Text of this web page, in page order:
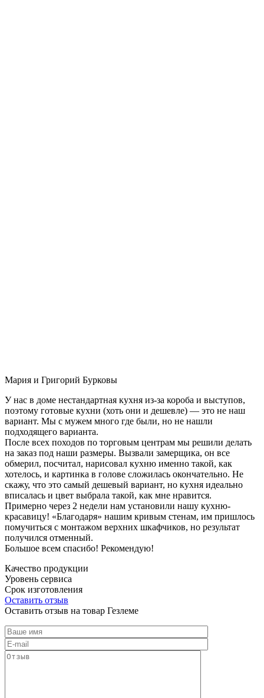
Мария и Григорий Бурковы
У нас в доме нестандартная кухня из-за короба и выступов,
поэтому готовые кухни (хоть они и дешевле) — это не наш
вариант. Мы с мужем много где были, но не нашли
подходящего варианта.
После всех походов по торговым центрам мы решили делать
на заказ под наши размеры. Вызвали замерщика, он все
обмерил, посчитал, нарисовал кухню именно такой, как
хотелось, и картинка в голове сложилась окончательно. Не
скажу, что это самый дешевый вариант, но кухня идеально
вписалась и цвет выбрала такой, как мне нравится.
Примерно через 2 недели нам установили нашу кухню-
красавицу! «Благодаря» нашим кривым стенам, им пришлось
помучиться с монтажом верхних шкафчиков, но результат
получился отменный.
Большое всем спасибо! Рекомендую!
Качество продукции
Уровень сервиса
Срок изготовления
Оставить отзыв
Оставить отзыв на товар Гезлеме